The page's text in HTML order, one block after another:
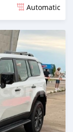
Automatic